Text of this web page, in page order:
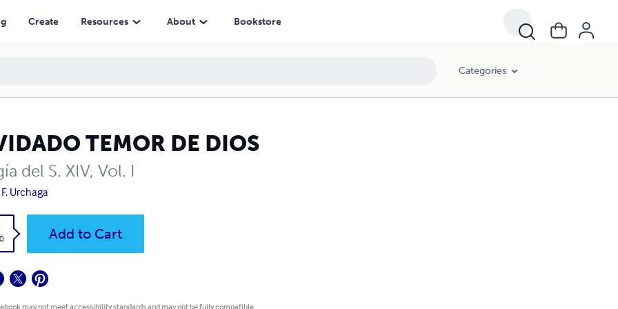
Create Resources About Bookstore
Categories
TEMOR DE DIOS
del S. XIV, Vol. I
Urchaga
Add to Cart
may not meet accessibility standards and may not be fully compatible